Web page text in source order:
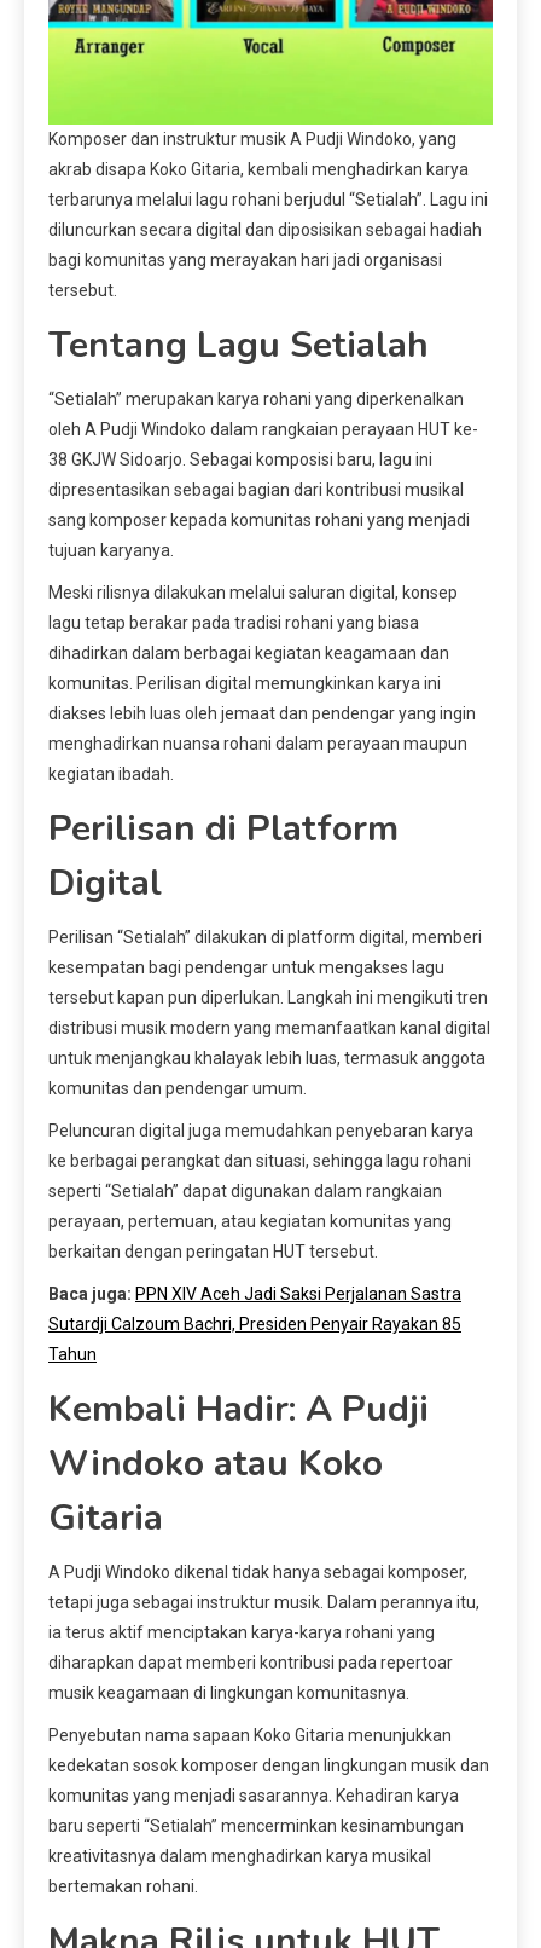
Komposer dan instruktur musik A Pudji Windoko, yang
akrab disapa Koko Gitaria, kembali menghadirkan karya
terbarunya melalui lagu rohani berjudul “Setialah”. Lagu ini
diluncurkan secara digital dan diposisikan sebagai hadiah
bagi komunitas yang merayakan hari jadi organisasi
tersebut.
Tentang Lagu Setialah
“Setialah” merupakan karya rohani yang diperkenalkan
oleh A Pudji Windoko dalam rangkaian perayaan HUT ke-
38 GKJW Sidoarjo. Sebagai komposisi baru, lagu ini
dipresentasikan sebagai bagian dari kontribusi musikal
sang komposer kepada komunitas rohani yang menjadi
tujuan karyanya.
Meski rilisnya dilakukan melalui saluran digital, konsep
lagu tetap berakar pada tradisi rohani yang biasa
dihadirkan dalam berbagai kegiatan keagamaan dan
komunitas. Perilisan digital memungkinkan karya ini
diakses lebih luas oleh jemaat dan pendengar yang ingin
menghadirkan nuansa rohani dalam perayaan maupun
kegiatan ibadah.
Perilisan di Platform
Digital
Perilisan “Setialah” dilakukan di platform digital, memberi
kesempatan bagi pendengar untuk mengakses lagu
tersebut kapan pun diperlukan. Langkah ini mengikuti tren
distribusi musik modern yang memanfaatkan kanal digital
untuk menjangkau khalayak lebih luas, termasuk anggota
komunitas dan pendengar umum.
Peluncuran digital juga memudahkan penyebaran karya
ke berbagai perangkat dan situasi, sehingga lagu rohani
seperti “Setialah” dapat digunakan dalam rangkaian
perayaan, pertemuan, atau kegiatan komunitas yang
berkaitan dengan peringatan HUT tersebut.
Baca juga: PPN XIV Aceh Jadi Saksi Perjalanan Sastra
Sutardji Calzoum Bachri, Presiden Penyair Rayakan 85
Tahun
Kembali Hadir: A Pudji
Windoko atau Koko
Gitaria
A Pudji Windoko dikenal tidak hanya sebagai komposer,
tetapi juga sebagai instruktur musik. Dalam perannya itu,
ia terus aktif menciptakan karya-karya rohani yang
diharapkan dapat memberi kontribusi pada repertoar
musik keagamaan di lingkungan komunitasnya.
Penyebutan nama sapaan Koko Gitaria menunjukkan
kedekatan sosok komposer dengan lingkungan musik dan
komunitas yang menjadi sasarannya. Kehadiran karya
baru seperti “Setialah” mencerminkan kesinambungan
kreativitasnya dalam menghadirkan karya musikal
bertemakan rohani.